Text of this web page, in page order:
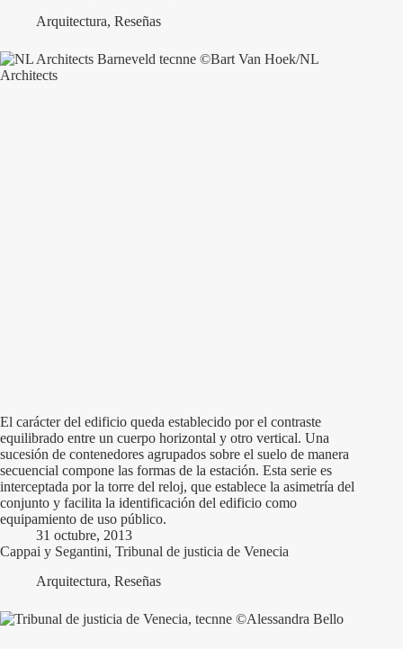
Arquitectura, Reseñas
El carácter del edificio queda establecido por el contraste
equilibrado entre un cuerpo horizontal y otro vertical. Una
sucesión de contenedores agrupados sobre el suelo de manera
secuencial compone las formas de la estación. Esta serie es
interceptada por la torre del reloj, que establece la asimetría del
conjunto y facilita la identificación del edificio como
equipamiento de uso público.
31 octubre, 2013
Cappai y Segantini, Tribunal de justicia de Venecia
Arquitectura, Reseñas